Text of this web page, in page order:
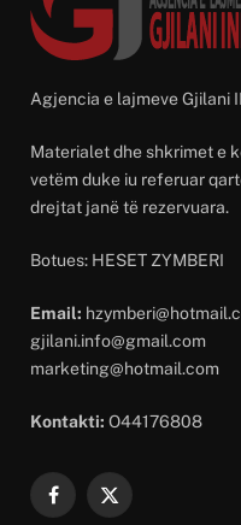
Agjencia e lajmeve Gjilani
Materialet dhe shkrimet e
vetëm duke iu referuar
drejtat janë të rezervuara.
Botues: HESET ZYMBERI
Email:
gjilani.info@gmail.com
marketing@hotmail.com
Kontakti: O44176808
Facebook
X